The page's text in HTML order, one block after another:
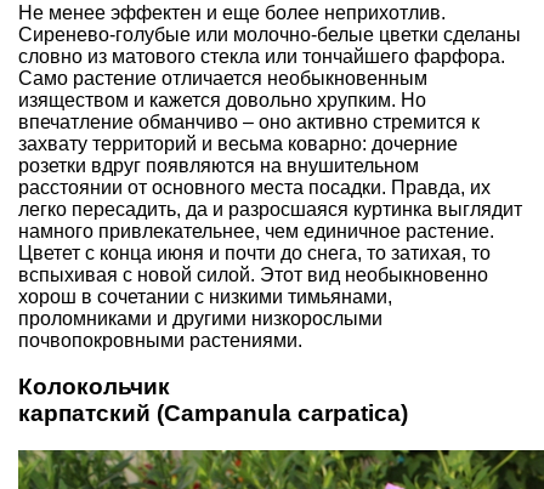
Не менее эффектен и еще более неприхотлив.
Сиренево-голубые или молочно-белые цветки сделаны
словно из матового стекла или тончайшего фарфора.
Само растение отличается необыкновенным
изяществом и кажется довольно хрупким. Но
впечатление обманчиво – оно активно стремится к
захвату территорий и весьма коварно: дочерние
розетки вдруг появляются на внушительном
расстоянии от основного места посадки. Правда, их
легко пересадить, да и разросшаяся куртинка выглядит
намного привлекательнее, чем единичное растение.
Цветет с конца июня и почти до снега, то затихая, то
вспыхивая с новой силой. Этот вид необыкновенно
хорош в сочетании с низкими тимьянами,
проломниками и другими низкорослыми
почвопокровными растениями.
Колокольчик
карпатский (Campanula сarpatica)